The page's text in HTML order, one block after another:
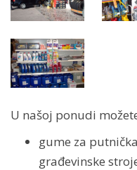
U našoj ponudi
gume za
građevinske